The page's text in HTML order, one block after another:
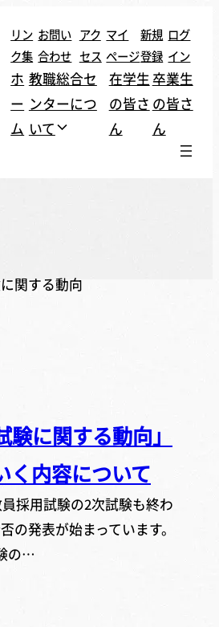
リン
ク集
お問い
合わせ
アク
セス
マイ
ページ
新規
登録
ログ
イン
ホ
ー
ム
教職総合セ
ンターにつ
いて
在学生
の皆さ
ん
卒業生
の皆さ
ん
関する動向
験に関する動向」
く内容について
採用試験の2次試験も終わ
の発表が始まっています。
の…